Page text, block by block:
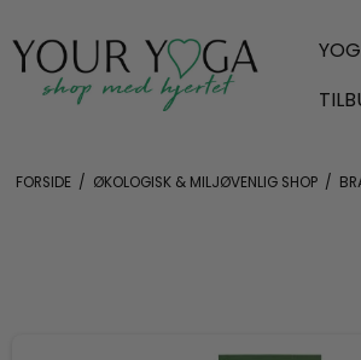
FORSIDE / ØKOLOGISK & MILJØVENLIG SHOP /